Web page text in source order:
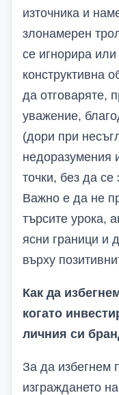
източника и
злонамерен
се игнорира
конструктивна
да отговаряте,
уважение,
(дори при
недоразумения
точки, без да
Важно е да не
търсите урока,
ясни граници и
върху
Как да
когато
личния си
За да избегнем
изграждането